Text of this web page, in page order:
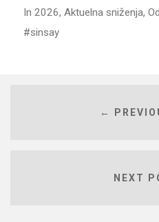
In 2026, Aktuelna sniženja,
sinsay
←
NEXT